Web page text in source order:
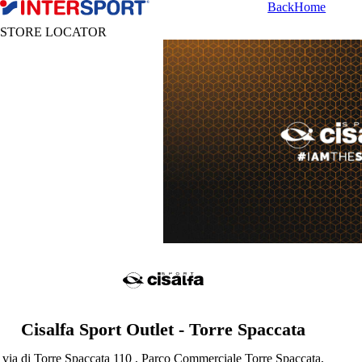
BackHome
STORE LOCATOR
Cisalfa Sport Outlet - Torre Spaccata
via di Torre Spaccata 110 , Parco Commerciale Torre Spaccata,